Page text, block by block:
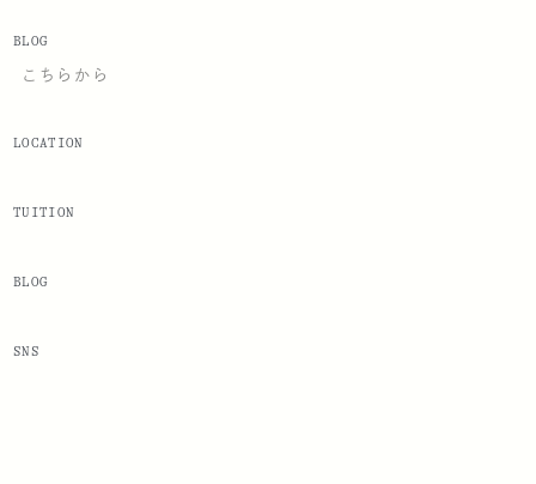
BLOG
こちらから
LOCATION
TUITION
BLOG
SNS